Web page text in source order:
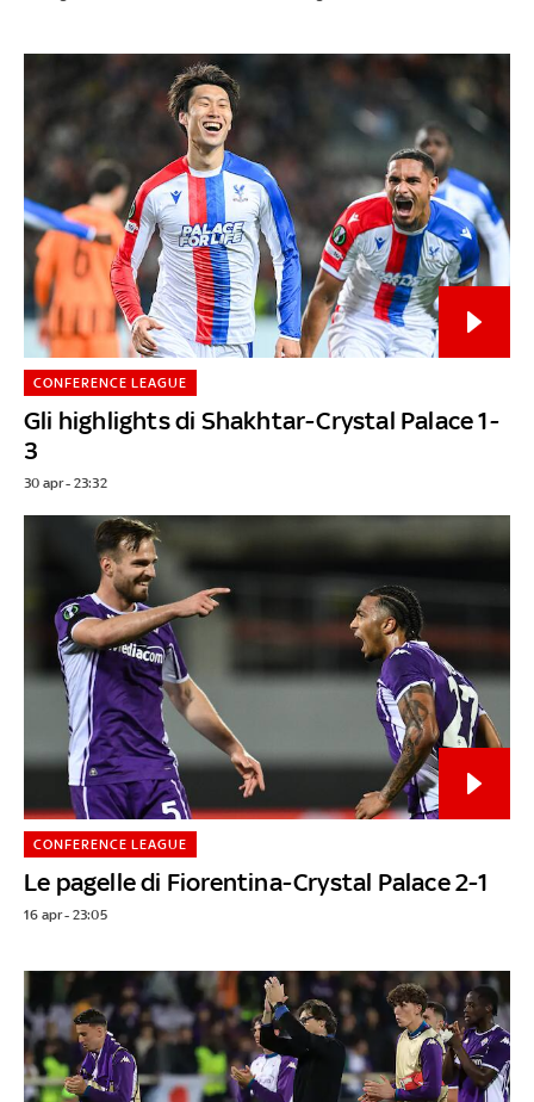
Gli highlights di Shakhtar-Crystal Palace 1-
3
CONFERENCE LEAGUE
30 apr - 23:32
Le pagelle di Fiorentina-Crystal Palace 2-1
CONFERENCE LEAGUE
16 apr - 23:05